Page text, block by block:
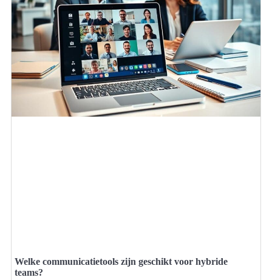
Welke communicatietools zijn geschikt voor hybride
teams?